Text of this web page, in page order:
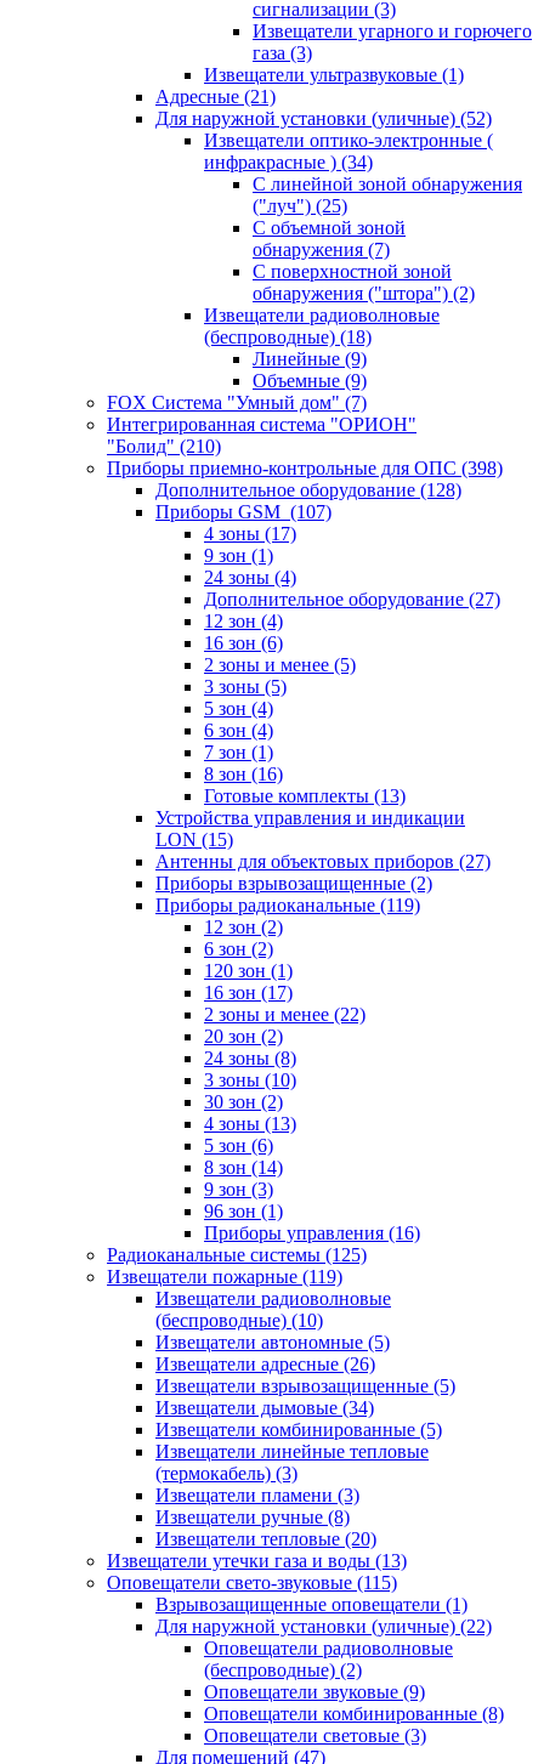
сигнализации (3)
Извещатели угарного и горючего
газа (3)
Извещатели ультразвуковые (1)
Адресные (21)
Для наружной установки (уличные) (52)
Извещатели оптико-электронные (
инфракрасные ) (34)
С линейной зоной обнаружения
("луч") (25)
С объемной зоной
обнаружения (7)
С поверхностной зоной
обнаружения ("штора") (2)
Извещатели радиоволновые
(беспроводные) (18)
Линейные (9)
Объемные (9)
FOX Система "Умный дом" (7)
Интегрированная система "ОРИОН"
"Болид" (210)
Приборы приемно-контрольные для ОПС (398)
Дополнительное оборудование (128)
Приборы GSM (107)
4 зоны (17)
9 зон (1)
24 зоны (4)
Дополнительное оборудование (27)
12 зон (4)
16 зон (6)
2 зоны и менее (5)
3 зоны (5)
5 зон (4)
6 зон (4)
7 зон (1)
8 зон (16)
Готовые комплекты (13)
Устройства управления и индикации
LON (15)
Антенны для объектовых приборов (27)
Приборы взрывозащищенные (2)
Приборы радиоканальные (119)
12 зон (2)
6 зон (2)
120 зон (1)
16 зон (17)
2 зоны и менее (22)
20 зон (2)
24 зоны (8)
3 зоны (10)
30 зон (2)
4 зоны (13)
5 зон (6)
8 зон (14)
9 зон (3)
96 зон (1)
Приборы управления (16)
Радиоканальные системы (125)
Извещатели пожарные (119)
Извещатели радиоволновые
(беспроводные) (10)
Извещатели автономные (5)
Извещатели адресные (26)
Извещатели взрывозащищенные (5)
Извещатели дымовые (34)
Извещатели комбинированные (5)
Извещатели линейные тепловые
(термокабель) (3)
Извещатели пламени (3)
Извещатели ручные (8)
Извещатели тепловые (20)
Извещатели утечки газа и воды (13)
Оповещатели свето-звуковые (115)
Взрывозащищенные оповещатели (1)
Для наружной установки (уличные) (22)
Оповещатели радиоволновые
(беспроводные) (2)
Оповещатели звуковые (9)
Оповещатели комбинированные (8)
Оповещатели световые (3)
Для помещений (47)